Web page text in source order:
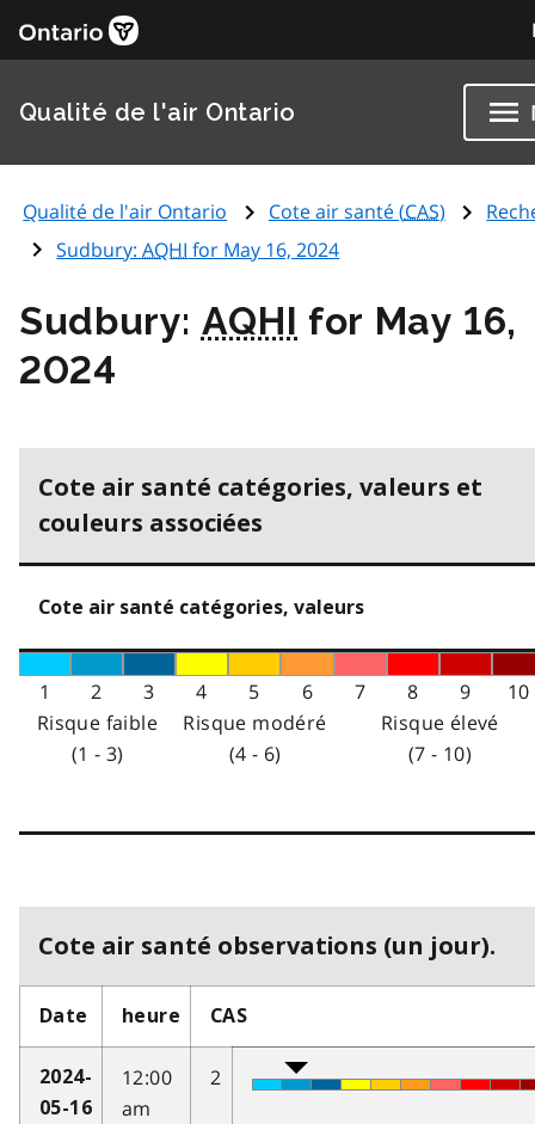
Qualité de l'air Ontario
Qualité de l'air Ontario Cote air santé (CAS)
Sudbury:AQHI for May 16, 2024
Sudbury: AQHI for May 16,
2024
Cote air santé catégories, valeurs et
couleurs associées
Cote air santé catégories, valeurs
1 2 3 4 5 6 7 8 9
10
Risque faible
(1 - 3)
Risque modéré
(4 - 6)
Risque élevé
(7 - 10)
Cote air santé observations (un jour).
Date heure CAS
2024-
05-16
12:00
am
2